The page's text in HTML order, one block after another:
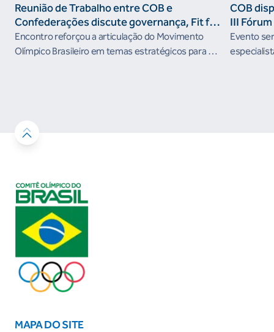
Reunião de Trabalho entre COB e
Confederações discute governança, Fit for
the Future e presença do Brasil em
organismos internacionais
Encontro reforçou a articulação do Movimento
Olímpico Brasileiro em temas estratégicos para os
COB
III
Evento
MAPA DO SITE